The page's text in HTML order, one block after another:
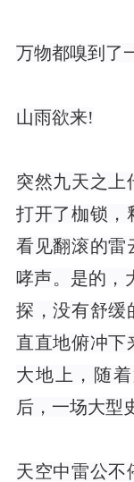
万物都嗅到了
山雨欲来!
突然九天之上
打开了枷锁，
看见翻滚的雷
哮声。是的，
探，没有舒缓
直直地俯冲下
大地上，随
后，一场大型
天空中雷公不